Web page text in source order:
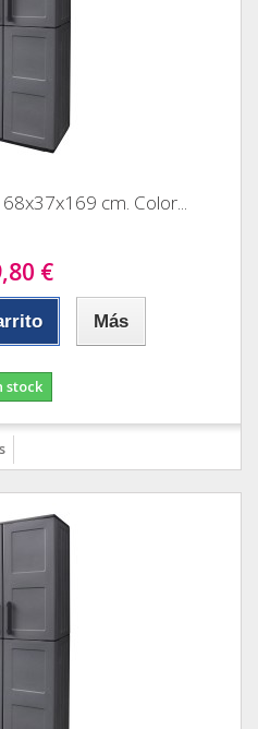
cm. Color...
€
Más
stock